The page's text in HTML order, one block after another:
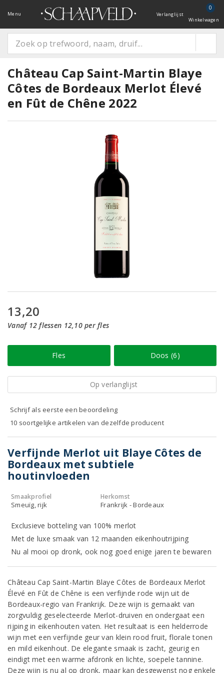
Menu Verlanglijst
0
Winkelwagen
Château Cap Saint-Martin Blaye
Côtes de Bordeaux Merlot Élevé
en Fût de Chêne 2022
13,20
Vanaf 12 flessen 12,10 per fles
Fles Doos (6)
Op verlanglijst
Schrijf als eerste een beoordeling
10 soortgelijke artikelen van dezelfde producent
Verfijnde Merlot uit Blaye Côtes de
Bordeaux met subtiele
houtinvloeden
Smaakprofiel
Smeuïg, rijk
Herkomst
Frankrijk - Bordeaux
Exclusieve botteling van 100% merlot
Met de luxe smaak van 12 maanden eikenhoutrijping
Nu al mooi op dronk, ook nog goed enige jaren te bewaren
Château Cap Saint-Martin Blaye Côtes de Bordeaux Merlot
Élevé en Fût de Chêne is een verfijnde rode wijn uit de
Bordeaux-regio van Frankrijk. Deze wijn is gemaakt van
zorgvuldig geselecteerde Merlot-druiven en ondergaat een
rijping in eikenhouten vaten. Het resultaat is een helderrode
wijn met een verfijnde geur van klein rood fruit, florale tonen
en mild eikenhout. De elegante smaak is zacht, geurig en
eindigt met een warme afdronk en lichte, soepele tannine.
Deze wijn is nu al op dronk, maar kan desgewenst nog enkele